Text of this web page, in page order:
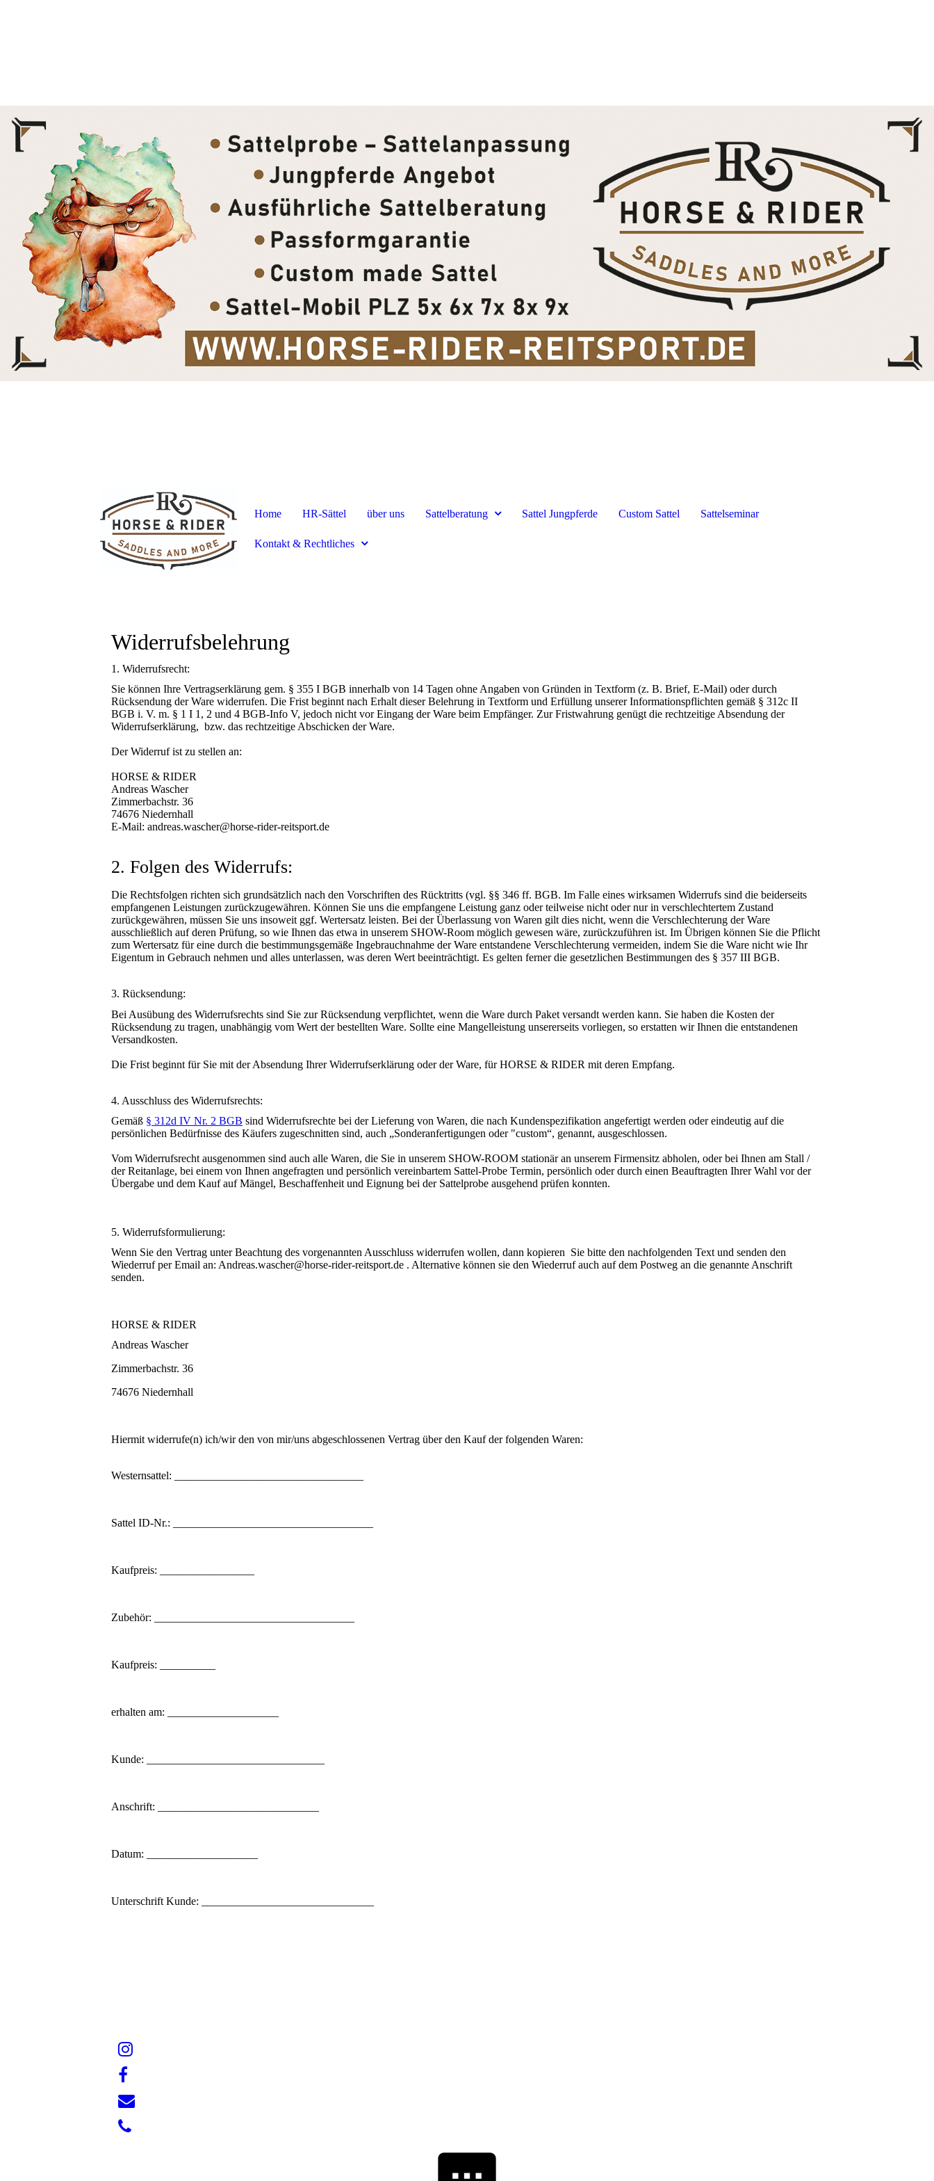
Home HR-Sättel über uns Sattelberatung Sattel Jungpferde Custom Sattel Sattelseminar
Kontakt & Rechtliches
Widerrufsbelehrung
1. Widerrufsrecht:
Sie können Ihre Vertragserklärung gem. § 355 I BGB innerhalb von 14 Tagen ohne Angaben von Gründen in Textform (z. B. Brief, E-Mail) oder durch
Rücksendung der Ware widerrufen. Die Frist beginnt nach Erhalt dieser Belehrung in Textform und Erfüllung unserer Informationspflichten gemäß § 312c II
BGB i. V. m. § 1 I 1, 2 und 4 BGB-Info V, jedoch nicht vor Eingang der Ware beim Empfänger. Zur Fristwahrung genügt die rechtzeitige Absendung der
Widerrufserklärung, bzw. das rechtzeitige Abschicken der Ware.
Der Widerruf ist zu stellen an:
HORSE & RIDER
Andreas Wascher
Zimmerbachstr. 36
74676 Niedernhall
E-Mail: andreas.wascher@horse-rider-reitsport.de
2. Folgen des Widerrufs:
Die Rechtsfolgen richten sich grundsätzlich nach den Vorschriften des Rücktritts (vgl. §§ 346 ff. BGB. Im Falle eines wirksamen Widerrufs sind die beiderseits
empfangenen Leistungen zurückzugewähren. Können Sie uns die empfangene Leistung ganz oder teilweise nicht oder nur in verschlechtertem Zustand
zurückgewähren, müssen Sie uns insoweit ggf. Wertersatz leisten. Bei der Überlassung von Waren gilt dies nicht, wenn die Verschlechterung der Ware
ausschließlich auf deren Prüfung, so wie Ihnen das etwa in unserem SHOW-Room möglich gewesen wäre, zurückzuführen ist. Im Übrigen können Sie die Pflicht
zum Wertersatz für eine durch die bestimmungsgemäße Ingebrauchnahme der Ware entstandene Verschlechterung vermeiden, indem Sie die Ware nicht wie Ihr
Eigentum in Gebrauch nehmen und alles unterlassen, was deren Wert beeinträchtigt. Es gelten ferner die gesetzlichen Bestimmungen des § 357 III BGB.
3. Rücksendung:
Bei Ausübung des Widerrufsrechts sind Sie zur Rücksendung verpflichtet, wenn die Ware durch Paket versandt werden kann. Sie haben die Kosten der
Rücksendung zu tragen, unabhängig vom Wert der bestellten Ware. Sollte eine Mangelleistung unsererseits vorliegen, so erstatten wir Ihnen die entstandenen
Versandkosten.
Die Frist beginnt für Sie mit der Absendung Ihrer Widerrufserklärung oder der Ware, für HORSE & RIDER mit deren Empfang.
4. Ausschluss des Widerrufsrechts:
Gemäß § 312d IV Nr. 2 BGB sind Widerrufsrechte bei der Lieferung von Waren, die nach Kundenspezifikation angefertigt werden oder eindeutig auf die
persönlichen Bedürfnisse des Käufers zugeschnitten sind, auch „Sonderanfertigungen oder "custom“, genannt, ausgeschlossen.
Vom Widerrufsrecht ausgenommen sind auch alle Waren, die Sie in unserem SHOW-ROOM stationär an unserem Firmensitz abholen, oder bei Ihnen am Stall /
der Reitanlage, bei einem von Ihnen angefragten und persönlich vereinbartem Sattel-Probe Termin, persönlich oder durch einen Beauftragten Ihrer Wahl vor der
Übergabe und dem Kauf auf Mängel, Beschaffenheit und Eignung bei der Sattelprobe ausgehend prüfen konnten.
5. Widerrufsformulierung:
Wenn Sie den Vertrag unter Beachtung des vorgenannten Ausschluss widerrufen wollen, dann kopieren Sie bitte den nachfolgenden Text und senden den
Wiederruf per Email an: Andreas.wascher@horse-rider-reitsport.de . Alternative können sie den Wiederruf auch auf dem Postweg an die genannte Anschrift
senden.
HORSE & RIDER
Andreas Wascher
Zimmerbachstr. 36
74676 Niedernhall
Hiermit widerrufe(n) ich/wir den von mir/uns abgeschlossenen Vertrag über den Kauf der folgenden Waren:
Westernsattel: __________________________________
Sattel ID-Nr.: ____________________________________
Kaufpreis: _________________
Zubehör: ____________________________________
Kaufpreis: __________
erhalten am: ____________________
Kunde: ________________________________
Anschrift: _____________________________
Datum: ____________________
Unterschrift Kunde: _______________________________